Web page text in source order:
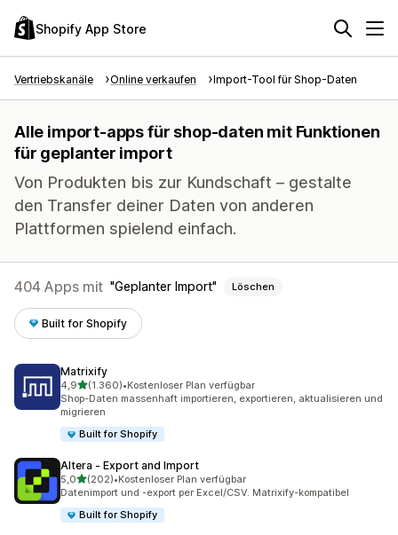
Shopify App Store
Vertriebskanäle Online verkaufen Import-Tool für Shop-Daten
Alle import-apps für shop-daten mit Funktionen
für geplanter import
Von Produkten bis zur Kundschaft – gestalte
den Transfer deiner Daten von anderen
Plattformen spielend einfach.
404 Apps mit Geplanter Import Löschen
Built for Shopify
Matrixify
4,9von 5 Sternen
(1.360)
1360 Rezensionen insgesamt
•Kostenloser Plan verfügbar
Shop-Daten massenhaft importieren, exportieren, aktualisieren und
migrieren
Built for Shopify
Altera ‑ Export and Import
5,0von 5 Sternen
(202)
202 Rezensionen insgesamt
•Kostenloser Plan verfügbar
Datenimport und -export per Excel/CSV. Matrixify-kompatibel
Built for Shopify